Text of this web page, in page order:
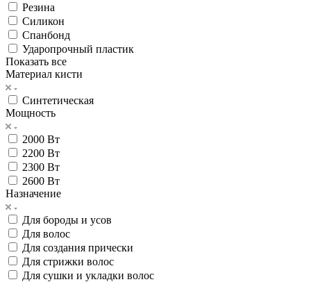
Резина
Силикон
Спанбонд
Ударопрочный пластик
Показать все
Материал кисти
Синтетическая
Мощность
2000 Вт
2200 Вт
2300 Вт
2600 Вт
Назначение
Для бороды и усов
Для волос
Для создания прически
Для стрижки волос
Для сушки и укладки волос